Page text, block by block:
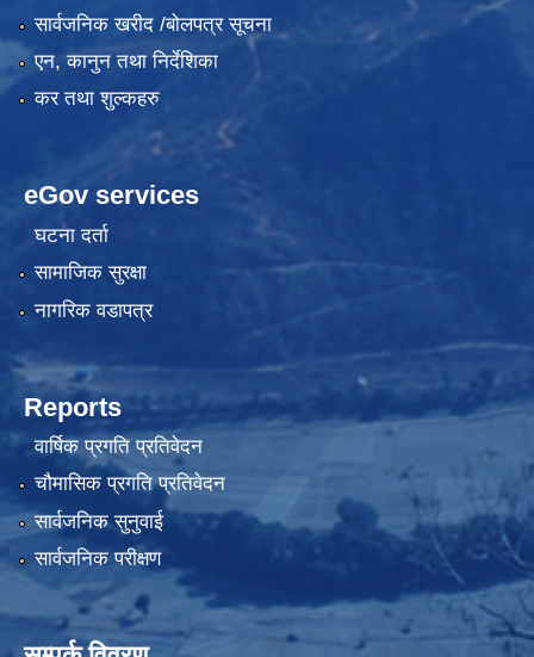
सार्वजनिक खरीद /बोलपत्र सूचना
एन, कानुन तथा निर्देशिका
कर तथा शुल्कहरु
eGov services
घटना दर्ता
सामाजिक सुरक्षा
नागरिक वडापत्र
Reports
वार्षिक प्रगति प्रतिवेदन
चौमासिक प्रगति प्रतिवेदन
सार्वजनिक सुनुवाई
सार्वजनिक परीक्षण